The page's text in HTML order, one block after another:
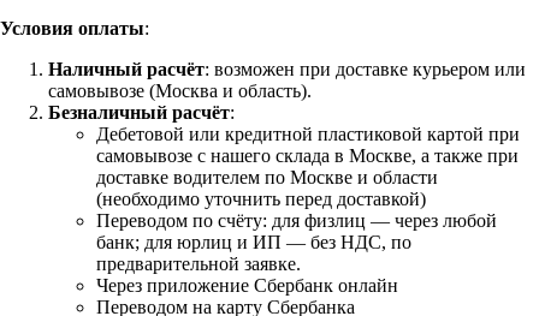
Условия оплаты:
Наличный расчёт: возможен при доставке курьером или
самовывозе (Москва и область).
Безналичный расчёт:
Дебетовой или кредитной пластиковой картой при
самовывозе с нашего склада в Москве, а также при
доставке водителем по Москве и области
(необходимо уточнить перед доставкой)
Переводом по счёту: для физлиц — через любой
банк; для юрлиц и ИП — без НДС, по
предварительной заявке.
Через приложение Сбербанк онлайн
Переводом на карту Сбербанка